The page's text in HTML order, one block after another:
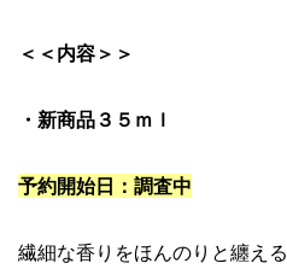
＜＜内容＞＞
・新商品３５ｍｌ
予約開始日：調査中
繊細な香りをほんのりと纏え